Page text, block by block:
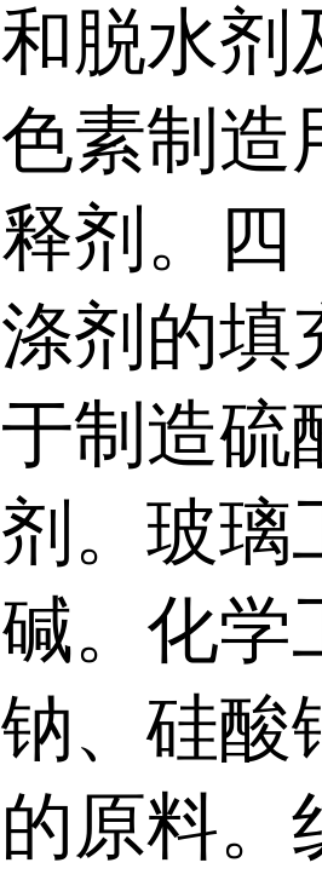
和脱水剂
色素制造
释剂。四
涤剂的填
于制造硫
剂。玻璃
碱。化学
钠、硅酸
的原料。